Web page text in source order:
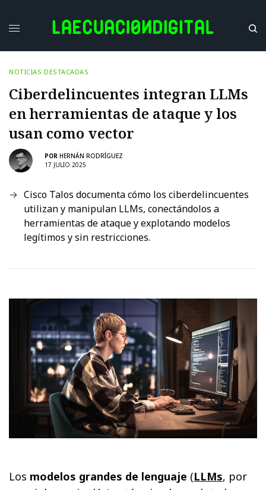
NOTICIAS DESTACADAS
Ciberdelincuentes integran LLMs
en herramientas de ataque y los
usan como vector
POR HERNÁN RODRÍGUEZ
17 JULIO 2025
Cisco Talos documenta cómo los ciberdelincuentes
utilizan y manipulan LLMs, conectándolos a
herramientas de ataque y explotando modelos
legítimos y sin restricciones.
Los modelos grandes de lenguaje (LLMs, por